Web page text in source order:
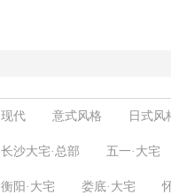
现代 意式风格 日式风
现代轻奢 现代简约 奶
长沙大宅·总部 五一·大宅
衡阳·大宅 娄底·大宅